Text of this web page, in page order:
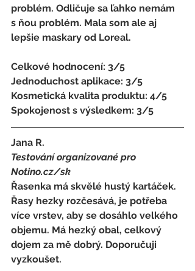
problém. Odličuje sa ľahko nemám
s ňou problém. Mala som ale aj
lepšie maskary od Loreal.
Celkové hodnocení: 3/5
Jednoduchost aplikace: 3/5
Kosmetická kvalita produktu: 4/5
Spokojenost s výsledkem: 3/5
Jana R.
Testování organizované pro
Notino.cz/sk
Řasenka má skvělé hustý kartáček.
Řasy hezky rozčesává, je potřeba
více vrstev, aby se dosáhlo velkého
objemu. Má hezký obal, celkový
dojem za mě dobrý. Doporučuji
vyzkoušet.